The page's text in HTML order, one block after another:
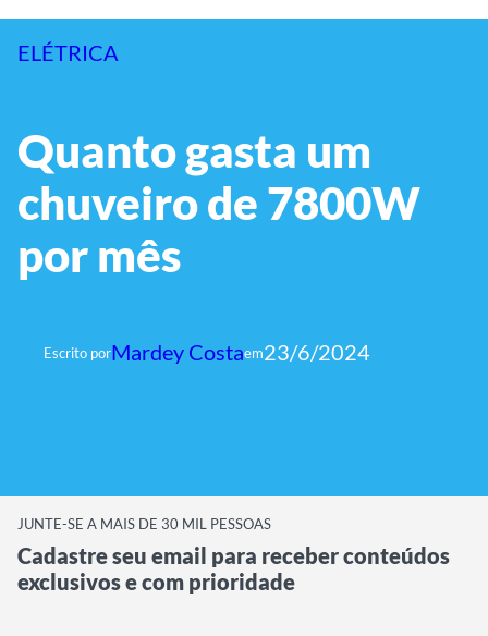
ELÉTRICA
Quanto gasta um
chuveiro de 7800W
por mês
Escrito porMardey Costaem23/6/2024
JUNTE-SE A MAIS DE 30 MIL PESSOAS
Cadastre seu email para receber conteúdos
exclusivos e com prioridade